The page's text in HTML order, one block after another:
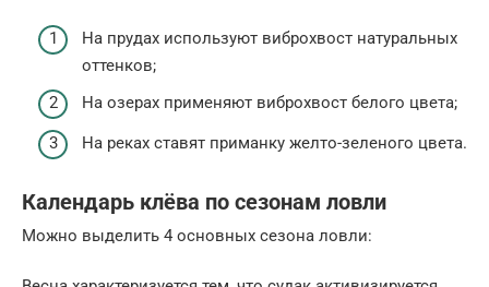
На прудах используют виброхвост натуральных
оттенков;
На озерах применяют виброхвост белого цвета;
На реках ставят приманку желто-зеленого цвета.
Календарь клёва по сезонам ловли
Можно выделить 4 основных сезона ловли: